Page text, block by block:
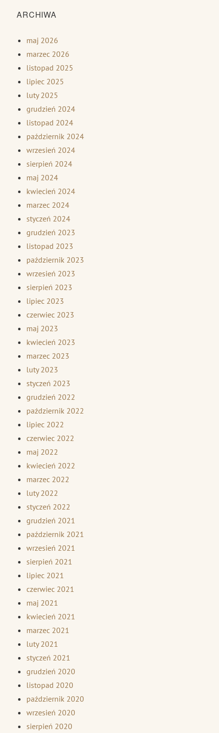
ARCHIWA
maj 2026
marzec 2026
listopad 2025
lipiec 2025
luty 2025
grudzień 2024
listopad 2024
październik 2024
wrzesień 2024
sierpień 2024
maj 2024
kwiecień 2024
marzec 2024
styczeń 2024
grudzień 2023
listopad 2023
październik 2023
wrzesień 2023
sierpień 2023
lipiec 2023
czerwiec 2023
maj 2023
kwiecień 2023
marzec 2023
luty 2023
styczeń 2023
grudzień 2022
październik 2022
lipiec 2022
czerwiec 2022
maj 2022
kwiecień 2022
marzec 2022
luty 2022
styczeń 2022
grudzień 2021
październik 2021
wrzesień 2021
sierpień 2021
lipiec 2021
czerwiec 2021
maj 2021
kwiecień 2021
marzec 2021
luty 2021
styczeń 2021
grudzień 2020
listopad 2020
październik 2020
wrzesień 2020
sierpień 2020